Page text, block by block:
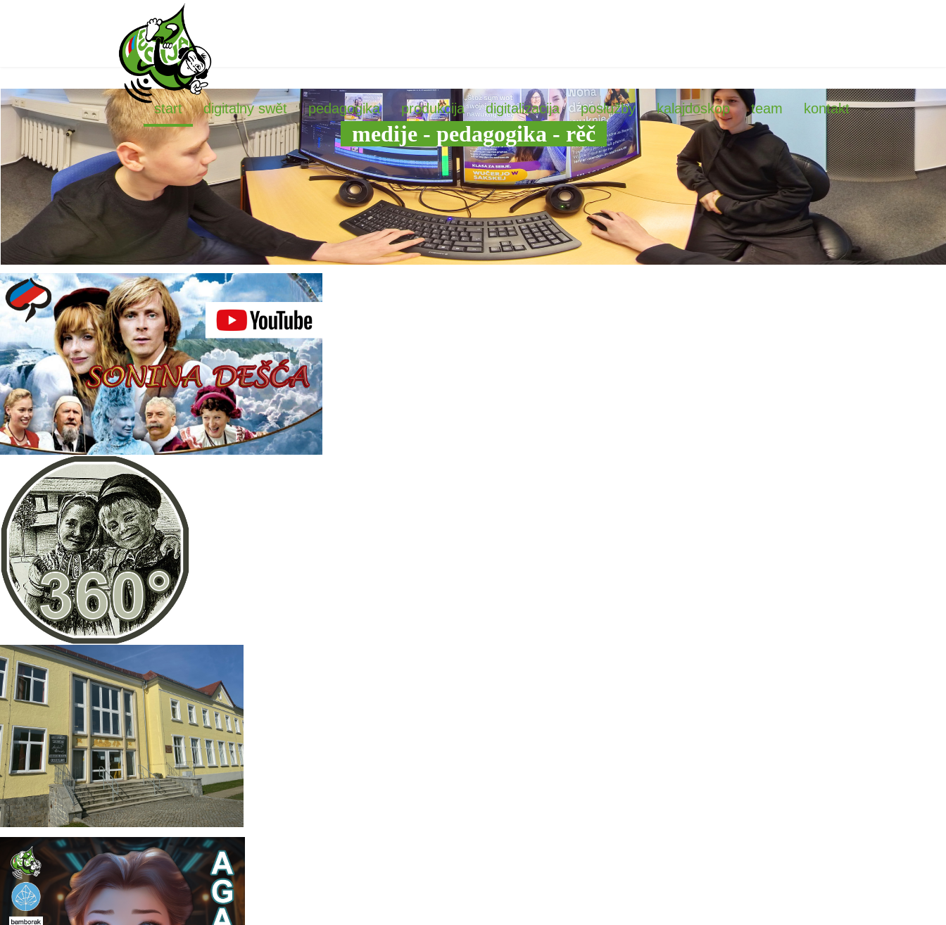
start digitalny swět pedagogika produkcija digitalizacija posłužby kalajdoskop team kontakt
medije - pedagogika - rěč